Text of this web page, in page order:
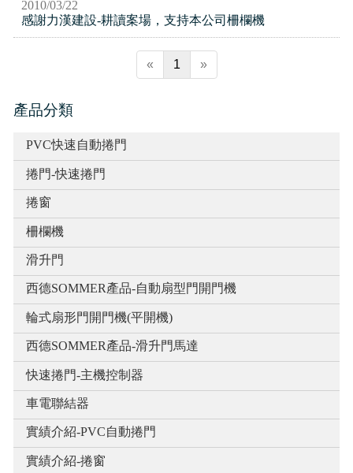
2010/03/22
感謝力漢建設-耕讀案場，支持本公司柵欄機
« 1 »
產品分類
PVC快速自動捲門
捲門-快速捲門
捲窗
柵欄機
滑升門
西德SOMMER產品-自動扇型門開門機
輪式扇形門開門機(平開機)
西德SOMMER產品-滑升門馬達
快速捲門-主機控制器
車電聯結器
實績介紹-PVC自動捲門
實績介紹-捲窗